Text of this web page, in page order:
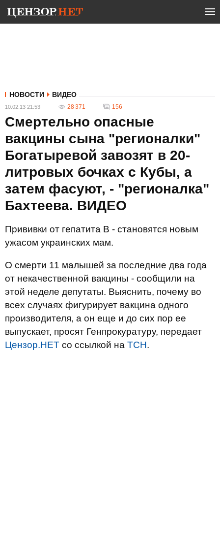
НОВОСТИ ВИДЕО
10.02.13 21:53 28 371 156
Смертельно опасные
вакцины сына "регионалки"
Богатыревой завозят в 20-
литровых бочках с Кубы, а
затем фасуют, - "регионалка"
Бахтеева. ВИДЕО
Прививки от гепатита В - становятся новым
ужасом украинских мам.
О смерти 11 малышей за последние два года
от некачественной вакцины - сообщили на
этой неделе депутаты. Выяснить, почему во
всех случаях фигурирует вакцина одного
производителя, а он еще и до сих пор ее
выпускает, просят Генпрокуратуру, передает
Цензор.НЕТ со ссылкой на ТСН.